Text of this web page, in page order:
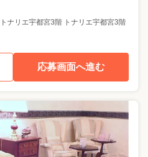
ナリエ宇都宮3階 トナリエ宇都宮3階
応募画面へ進む